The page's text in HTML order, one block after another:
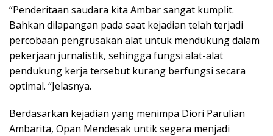
“Penderitaan saudara kita Ambar sangat kumplit.
Bahkan dilapangan pada saat kejadian telah terjadi
percobaan pengrusakan alat untuk mendukung dalam
pekerjaan jurnalistik, sehingga fungsi alat-alat
pendukung kerja tersebut kurang berfungsi secara
optimal. “Jelasnya.
Berdasarkan kejadian yang menimpa Diori Parulian
Ambarita, Opan Mendesak untik segera menjadi